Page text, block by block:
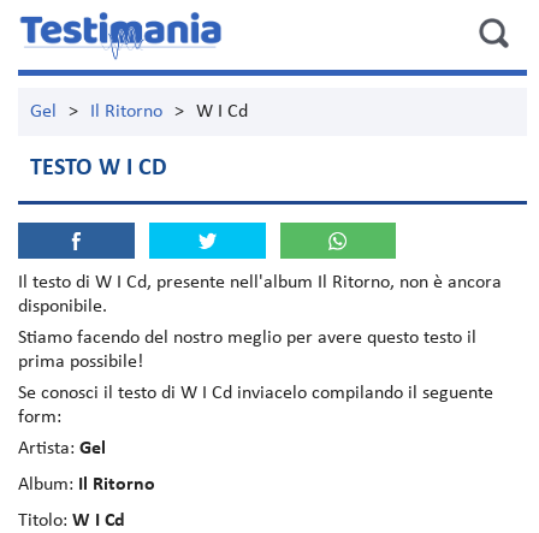
Gel > Il Ritorno > W I Cd
TESTO W I CD
Il testo di W I Cd, presente nell'album Il Ritorno, non è ancora
disponibile.
Stiamo facendo del nostro meglio per avere questo testo il
prima possibile!
Se conosci il testo di W I Cd inviacelo compilando il seguente
form:
Artista: Gel
Album:
Il Ritorno
Titolo: W I Cd